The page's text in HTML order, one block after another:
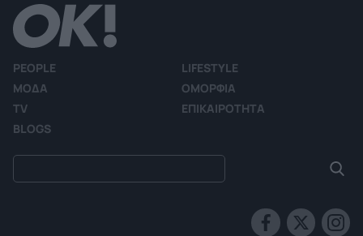
PEOPLE
LIFESTYLE
ΜΟΔΑ
ΟΜΟΡΦΙΑ
TV
ΕΠΙΚΑΙΡΟΤΗΤΑ
BLOGS